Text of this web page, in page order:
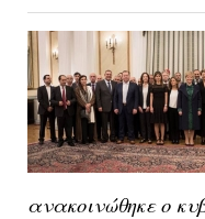
ανακοινώθηκε ο